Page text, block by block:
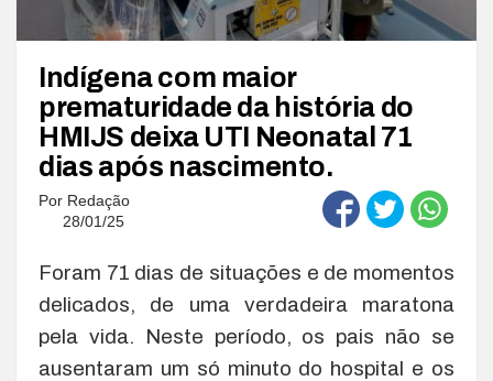
Indígena com maior
prematuridade da história do
HMIJS deixa UTI Neonatal 71
dias após nascimento.
Por Redação
28/01/25
Foram 71 dias de situações e de momentos
delicados, de uma verdadeira maratona
pela vida. Neste período, os pais não se
ausentaram um só minuto do hospital e os